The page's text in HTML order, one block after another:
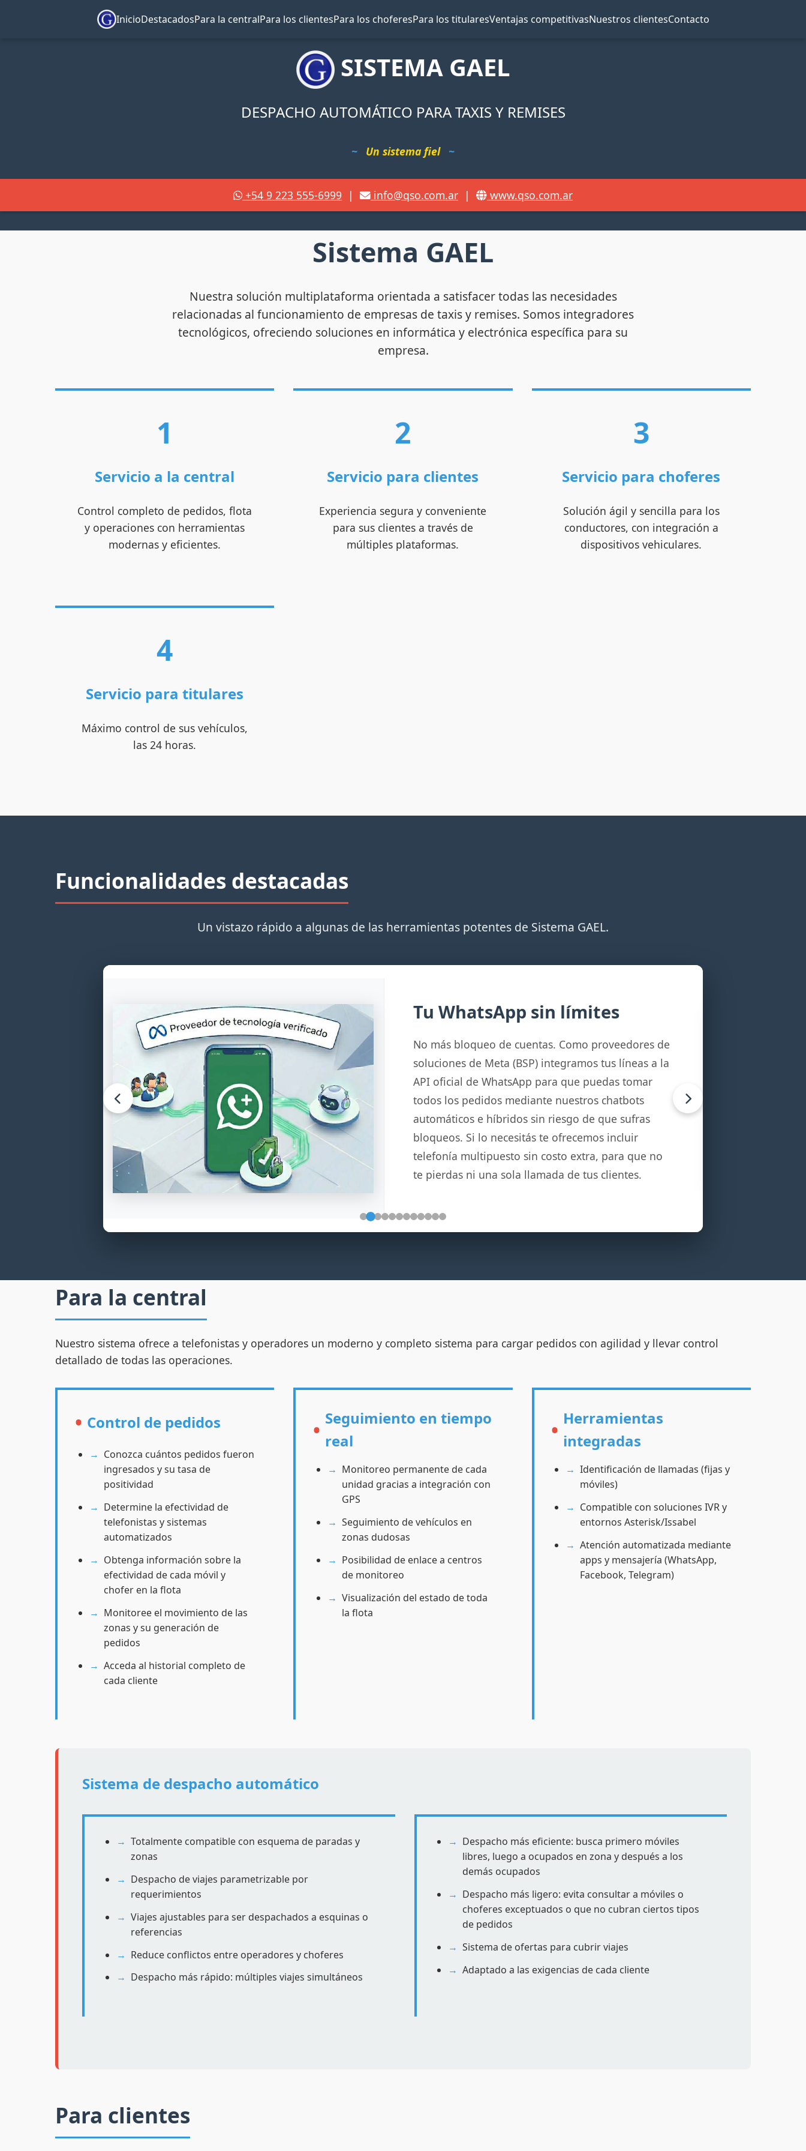
InicioDestacadosPara la centralPara los clientesPara los choferesPara los titularesVentajas competitivasNuestros clientesContacto
SISTEMA GAEL
DESPACHO AUTOMÁTICO PARA TAXIS Y REMISES
Un sistema fiel
+54 9 223 555-6999 | info@qso.com.ar | www.qso.com.ar
Sistema GAEL
Nuestra solución multiplataforma orientada a satisfacer todas las necesidades
relacionadas al funcionamiento de empresas de taxis y remises. Somos integradores
tecnológicos, ofreciendo soluciones en informática y electrónica específica para su
empresa.
1
Servicio a la central
Control completo de pedidos, flota
y operaciones con herramientas
modernas y eficientes.
2
Servicio para clientes
Experiencia segura y conveniente
para sus clientes a través de
múltiples plataformas.
3
Servicio para choferes
Solución ágil y sencilla para los
conductores, con integración a
dispositivos vehiculares.
4
Servicio para titulares
Máximo control de sus vehículos,
las 24 horas.
Funcionalidades destacadas
Un vistazo rápido a algunas de las herramientas potentes de Sistema GAEL.
Tu WhatsApp sin límites
No más bloqueo de cuentas. Como proveedores de
soluciones de Meta (BSP) integramos tus líneas a la
API oficial de WhatsApp para que puedas tomar
todos los pedidos mediante nuestros chatbots
automáticos e híbridos sin riesgo de que sufras
bloqueos. Si lo necesitás te ofrecemos incluir
telefonía multipuesto sin costo extra, para que no
te pierdas ni una sola llamada de tus clientes.
Para la central
Nuestro sistema ofrece a telefonistas y operadores un moderno y completo sistema para cargar pedidos con agilidad y llevar control
detallado de todas las operaciones.
Control de pedidos
Conozca cuántos pedidos fueron
ingresados y su tasa de
positividad
Determine la efectividad de
telefonistas y sistemas
automatizados
Obtenga información sobre la
efectividad de cada móvil y
chofer en la flota
Monitoree el movimiento de las
zonas y su generación de
pedidos
Acceda al historial completo de
cada cliente
Seguimiento en tiempo
real
Monitoreo permanente de cada
unidad gracias a integración con
GPS
Seguimiento de vehículos en
zonas dudosas
Posibilidad de enlace a centros
de monitoreo
Visualización del estado de toda
la flota
Herramientas
integradas
Identificación de llamadas (fijas y
móviles)
Compatible con soluciones IVR y
entornos Asterisk/Issabel
Atención automatizada mediante
apps y mensajería (WhatsApp,
Facebook, Telegram)
Sistema de despacho automático
Totalmente compatible con esquema de paradas y
zonas
Despacho de viajes parametrizable por
requerimientos
Viajes ajustables para ser despachados a esquinas o
referencias
Reduce conflictos entre operadores y choferes
Despacho más rápido: múltiples viajes simultáneos
Despacho más eficiente: busca primero móviles
libres, luego a ocupados en zona y después a los
demás ocupados
Despacho más ligero: evita consultar a móviles o
choferes exceptuados o que no cubran ciertos tipos
de pedidos
Sistema de ofertas para cubrir viajes
Adaptado a las exigencias de cada cliente
Para clientes